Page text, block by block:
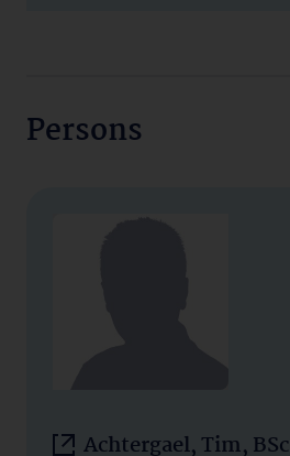
Persons
Achtergael, Tim, BSc